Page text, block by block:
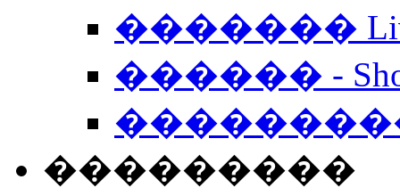
�������
������ -
���������